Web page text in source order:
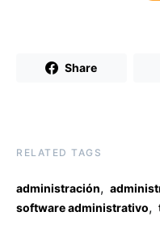
Share
RELATED TAGS
administración,
software administrativo,